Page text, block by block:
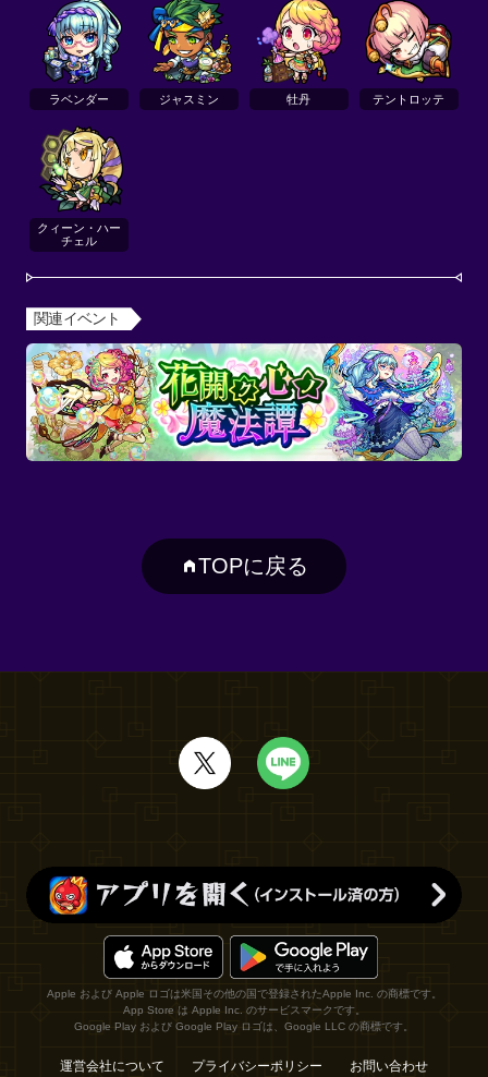
ラベンダー ジャスミン 牡丹 テントロッテ
クィーン・ハー
チェル
関連イベント
TOPに戻る
Apple および Apple ロゴは米国その他の国で登録されたApple Inc. の商標です。
App Store は Apple Inc. のサービスマークです。
Google Play および Google Play ロゴは、Google LLC の商標です。
運営会社について プライバシーポリシー お問い合わせ